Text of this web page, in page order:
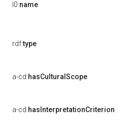
l0:name
rdf:type
a-cd:hasCulturalScope
a-cd:hasInterpretationCriterion